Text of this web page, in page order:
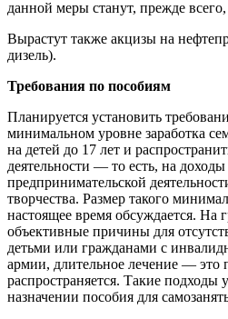
данной меры станут, прежде
Вырастут также акцизы на
дизель).
Требования по пособиям
Планируется установить
минимальном уровне заработка
на детей до 17 лет и
деятельности — то есть, на
предпринимательской
творчества. Размер такого
настоящее время обсуждается. На
объективные причины для
детьми или гражданами с
армии, длительное лечение — это
распространяется. Такие подходы
назначении пособия для